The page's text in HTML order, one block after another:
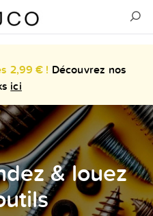
2,99 € ! Découvrez nos
ici
& louez